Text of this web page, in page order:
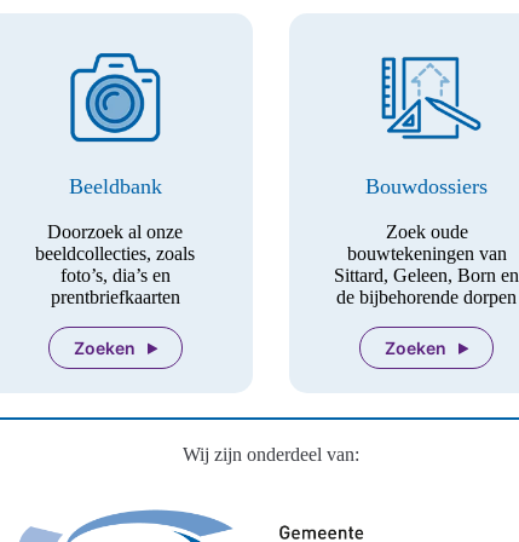
Beeldbank
Doorzoek al onze
beeldcollecties, zoals
foto’s, dia’s en
prentbriefkaarten
Zoeken
Bouwdossiers
Zoek oude
bouwtekeningen van
Sittard, Geleen, Born en
de bijbehorende dorpen
Zoeken
Wij zijn onderdeel van: